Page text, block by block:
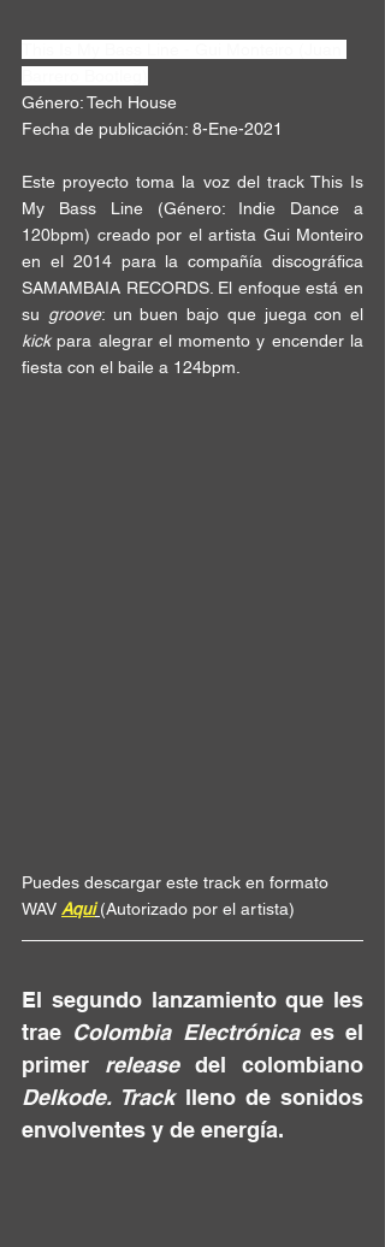
Género: Tech House
Fecha de publicación: 8-Ene-2021
Este proyecto toma la voz del track This Is
My Bass Line
120bpm) creado por el artista Gui Monteiro
SAMAMBAIA RECORDS. El enfoque está en
su groove
kick
fiesta con el baile a 124bpm
Puedes descargar este track en formato
WAV Aqui (Autorizado por el artista)
El segundo lanzamiento que les
trae Colombia Electrónica es el
primer release
Delkode. Track lleno de sonidos
envolventes y de energía.